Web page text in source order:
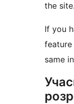
the site.
If you
feature
same in